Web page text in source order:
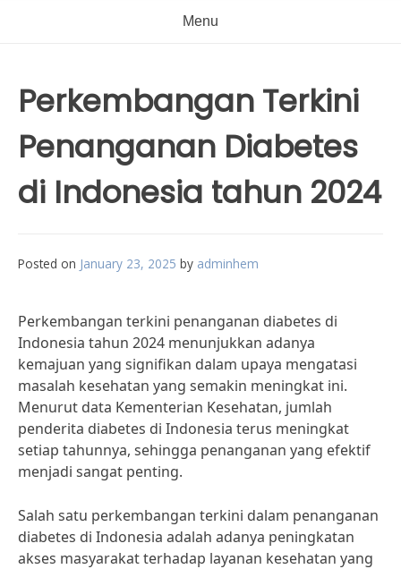
Menu
Perkembangan Terkini
Penanganan Diabetes
di Indonesia tahun 2024
Posted on January 23, 2025 by adminhem
Perkembangan terkini penanganan diabetes di
Indonesia tahun 2024 menunjukkan adanya
kemajuan yang signifikan dalam upaya mengatasi
masalah kesehatan yang semakin meningkat ini.
Menurut data Kementerian Kesehatan, jumlah
penderita diabetes di Indonesia terus meningkat
setiap tahunnya, sehingga penanganan yang efektif
menjadi sangat penting.
Salah satu perkembangan terkini dalam penanganan
diabetes di Indonesia adalah adanya peningkatan
akses masyarakat terhadap layanan kesehatan yang